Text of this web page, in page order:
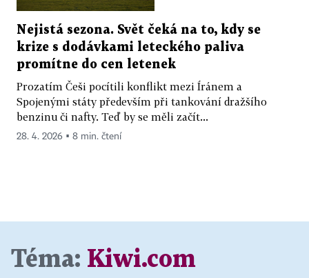
Nejistá sezona. Svět čeká na to, kdy se
krize s dodávkami leteckého paliva
promítne do cen letenek
Prozatím Češi pocítili konflikt mezi Íránem a
Spojenými státy především při tankování dražšího
benzinu či nafty. Teď by se měli začít...
28. 4. 2026 ▪ 8 min. čtení
Téma: Kiwi.com